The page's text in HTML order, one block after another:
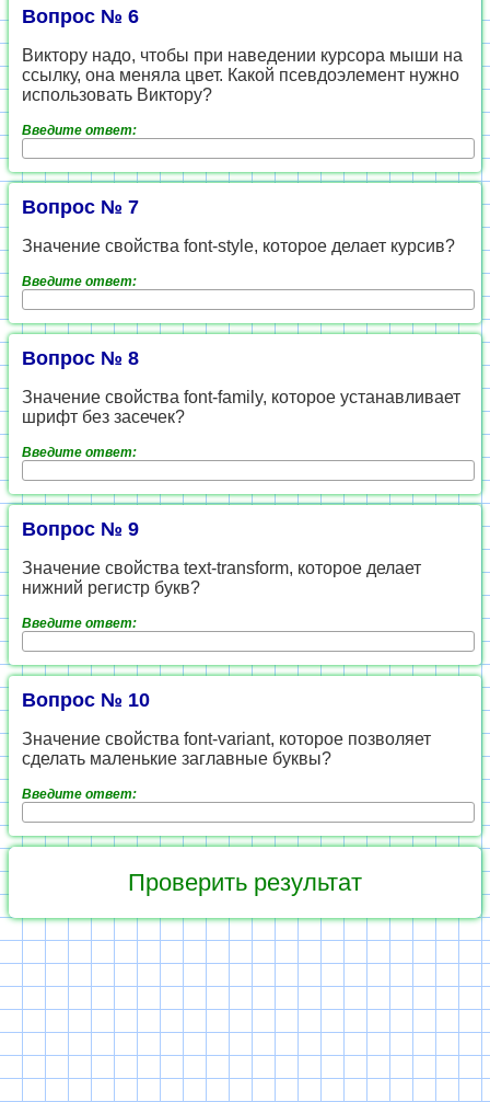
Вопрос № 6
Виктору надо, чтобы при наведении курсора мыши на
ссылку, она меняла цвет. Какой псевдоэлемент нужно
использовать Виктору?
Введите ответ:
Вопрос № 7
Значение свойства font-style, которое делает курсив?
Введите ответ:
Вопрос № 8
Значение свойства font-family, которое устанавливает
шрифт без засечек?
Введите ответ:
Вопрос № 9
Значение свойства text-transform, которое делает
нижний регистр букв?
Введите ответ:
Вопрос № 10
Значение свойства font-variant, которое позволяет
сделать маленькие заглавные буквы?
Введите ответ: